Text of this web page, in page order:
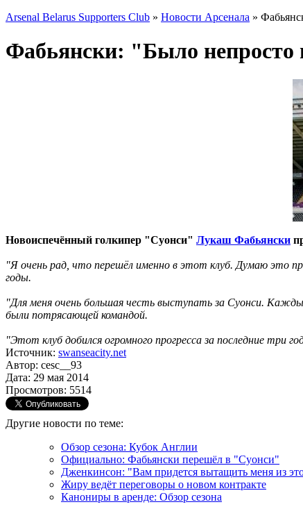
Arsenal Belarus Supporters Club » Новости Арсенала »
Фабьянски: "Было непросто
Новоиспечённый голкипер "Суонси" Лукаш Фабьянски
"Я очень рад, что перешёл именно в этот клуб. Думаю это
годы.
"Для меня очень большая честь выступать за Суонси.
были потрясающей командой.
"Этот клуб добился огромного прогресса за последние три
Источник: swanseacity.net
Автор: cesc__93
Дата: 29 мая 2014
Просмотров: 5514
Другие новости по теме:
Обзор сезона: Кубок Англии
Официально: Фабьянски перешёл в "Суонси"
Дженкинсон: "Вам придется вытащить меня из
Жиру ведёт переговоры о новом контракте
Канониры в аренде: Обзор сезона